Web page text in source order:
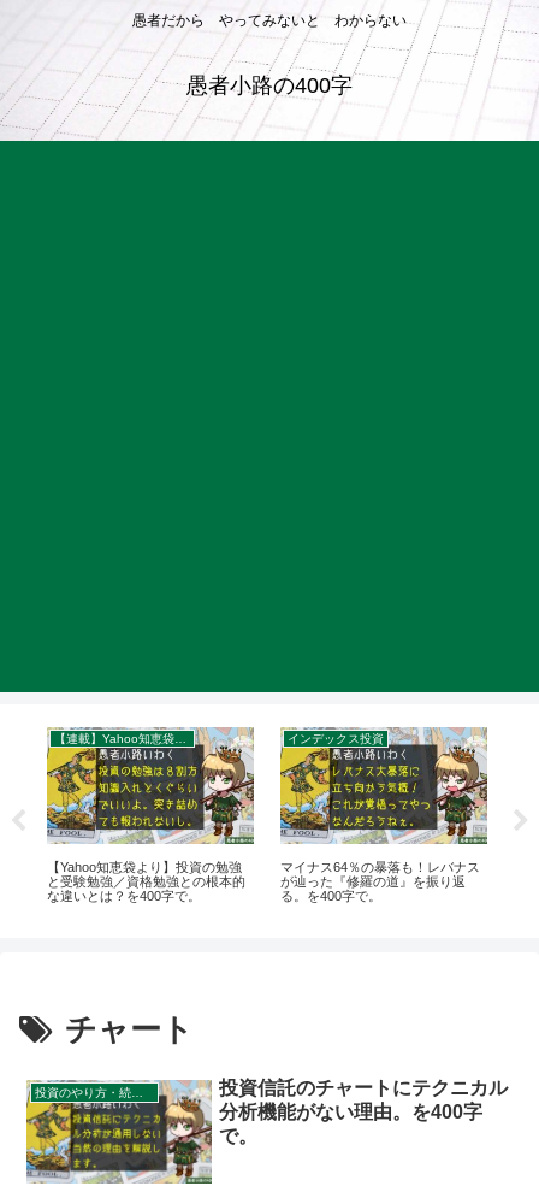
愚者だから やってみないと わからない
愚者小路の400字
【Yahoo知恵袋より】投資の勉強
と受験勉強／資格勉強との根本的
な違いとは？を400字で。
インデックス投資
マイナス64％の暴落も！レバナス
が辿った『修羅の道』を振り返
る。を400字で。
チャート
投資のやり方・続け方
投資信託のチャートにテクニカル
分析機能がない理由。を400字
で。